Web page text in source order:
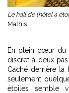
Le hall de l’hôtel 4
Mathis
En plein cœur du
discret à deux
Caché derrière la
seulement
étoiles semble